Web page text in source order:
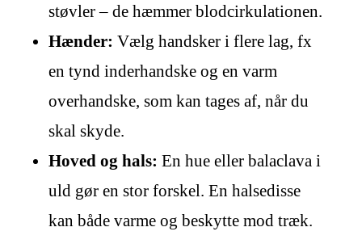
støvler – de hæmmer blodcirkulationen.
Hænder: Vælg handsker i flere lag, fx
en tynd inderhandske og en varm
overhandske, som kan tages af, når du
skal skyde.
Hoved og hals: En hue eller balaclava i
uld gør en stor forskel. En halsedisse
kan både varme og beskytte mod træk.